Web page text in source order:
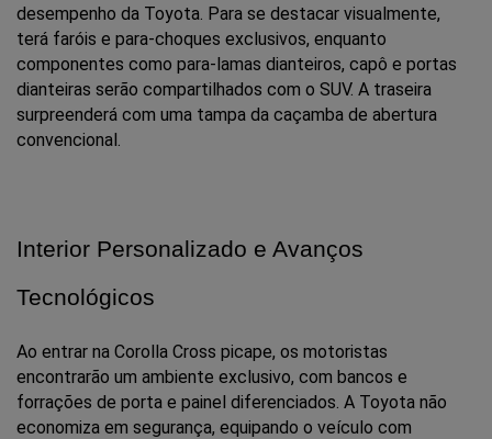
desempenho da Toyota. Para se destacar visualmente,
terá faróis e para-choques exclusivos, enquanto
componentes como para-lamas dianteiros, capô e portas
dianteiras serão compartilhados com o SUV. A traseira
surpreenderá com uma tampa da caçamba de abertura
convencional.
Interior Personalizado e Avanços
Tecnológicos
Ao entrar na Corolla Cross picape, os motoristas
encontrarão um ambiente exclusivo, com bancos e
forrações de porta e painel diferenciados. A Toyota não
economiza em segurança, equipando o veículo com